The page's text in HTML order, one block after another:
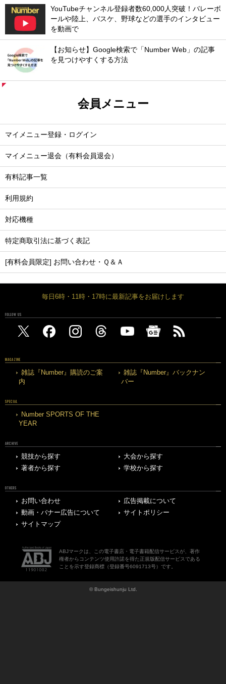
YouTubeチャンネル登録者数60,000人突破！バレーボ
ールや陸上、バスケ、野球などの選手のインタビュー
を動画で
【お知らせ】Google検索で「Number Web」の記事
を見つけやすくする方法
会員メニュー
マイメニュー登録・ログイン
マイメニュー退会（有料会員退会）
有料記事一覧
利用規約
対応機種
特定商取引法に基づく表記
[有料会員限定] お問い合わせ・Ｑ＆Ａ
毎日6時・11時・17時に最新記事をお届けします
FOLLOW US
MAGAZINE
雑誌『Number』購読のご案
内
雑誌『Number』バックナン
バー
SPECIAL
Number SPORTS OF THE
YEAR
ARCHIVE
競技から探す
大会から探す
著者から探す
学校から探す
OTHERS
お問い合わせ
広告掲載について
動画・バナー広告について
サイトポリシー
サイトマップ
ABJマークは、この電子書店・電子書籍配信サービスが、著作
権者からコンテンツ使用許諾を得た正規版配信サービスである
ことを示す登録商標（登録番号6091713号）です。
© Bungeishunju Ltd.